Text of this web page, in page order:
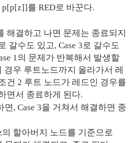
를 RED로 바꾼다.
해결하고 나면 문제는 종료되지
갈수도 있고, Case 3로 갈수도
1의 문제가 반복해서 발생할
경우 루트노드까지 올라가서 레
건 2 루트 노드가 레드인 경우를
면서 종료하게 된다.
면, Case 3을 거쳐서 해결하면 종
의 할아버지 노드를 기준으로